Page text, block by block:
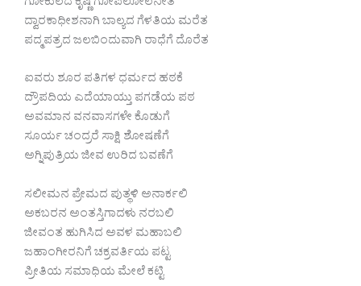
ದ್ವಾರಕಾಧೀಶನಾಗಿ ಬಾಲ್ಯದ ಗೆಳತಿಯ ಮರೆತ
ಪದ್ಮಪತ್ರದ ಜಲಬಿಂದುವಾಗಿ ರಾಧೆಗೆ ದೊರೆತ
ಐವರು ಶೂರ ಪತಿಗಳ ಧರ್ಮದ ಹಠಕೆ
ದ್ರೌಪದಿಯ ಎದೆಯಾಯ್ತು ಪಗಡೆಯ ಪಠ
ಅವಮಾನ ವನವಾಸಗಳೇ ಕೊಡುಗೆ
ಸೂರ್ಯ ಚಂದ್ರರೆ ಸಾಕ್ಷಿ ಶೋಷಣೆಗೆ
ಅಗ್ನಿಪುತ್ರಿಯ ಜೀವ ಉರಿದ ಬವಣೆಗೆ
ಸಲೀಮನ ಪ್ರೇಮದ ಪುತ್ಥಳಿ ಅನಾರ್ಕಲಿ
ಅಕಬರನ ಅಂತಸ್ತಿಗಾದಳು ನರಬಲಿ
ಜೀವಂತ ಹುಗಿಸಿದ ಅವಳ ಮಹಾಬಲಿ
ಜಹಾಂಗೀರನಿಗೆ ಚಕ್ರವರ್ತಿಯ ಪಟ್ಟ
ಪ್ರೀತಿಯ ಸಮಾಧಿಯ ಮೇಲೆ ಕಟ್ಟಿ